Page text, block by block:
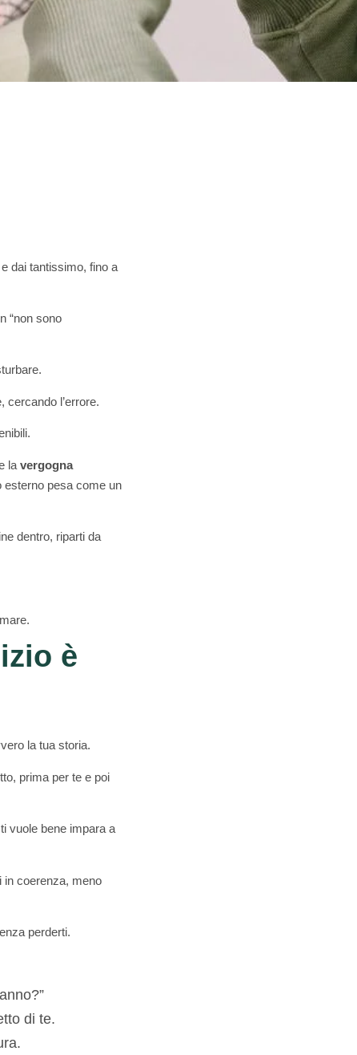
dai tantissimo, fino a
“non sono
cercando l’errore.
la vergogna
esterno pesa come un
dentro, riparti da
è
la tua storia.
prima per te e poi
vuole bene impara a
in coerenza, meno
perderti.
di te.